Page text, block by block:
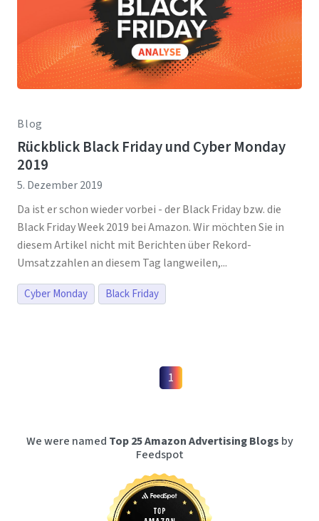
Blog
Rückblick Black Friday und Cyber Monday
2019
5. Dezember 2019
Da ist er schon wieder vorbei - der Black Friday bzw. die
Black Friday Week 2019 bei Amazon. Wir möchten Sie in
diesem Artikel nicht mit Berichten über Rekord-
Umsatzzahlen an diesem Tag langweilen,...
Cyber Monday Black Friday
1
We were named Top 25 Amazon Advertising Blogs by
Feedspot